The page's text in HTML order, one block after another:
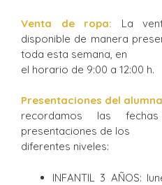
Venta de ropa: La
disponible de manera
toda esta semana, en
el horario de 9:00 a 12:00 h.
Presentaciones del
recordamos las
presentaciones de los
diferentes niveles:
INFANTIL 3 AÑOS: